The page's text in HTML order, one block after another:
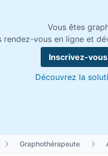
Vous êtes
rendez-vous en ligne et
Inscrivez-
Découvrez la
Graphothérapeute